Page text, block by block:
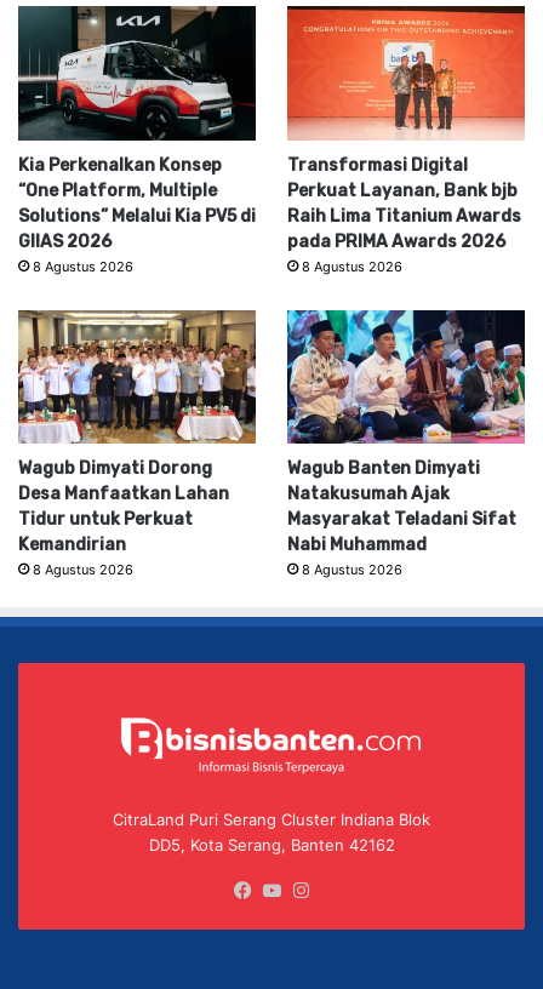
Kia Perkenalkan Konsep
“One Platform, Multiple
Solutions” Melalui Kia PV5 di
GIIAS 2026
8 Agustus 2026
Transformasi Digital
Perkuat Layanan, Bank bjb
Raih Lima Titanium Awards
pada PRIMA Awards 2026
8 Agustus 2026
Wagub Dimyati Dorong
Desa Manfaatkan Lahan
Tidur untuk Perkuat
Kemandirian
8 Agustus 2026
Wagub Banten Dimyati
Natakusumah Ajak
Masyarakat Teladani Sifat
Nabi Muhammad
8 Agustus 2026
CitraLand Puri Serang Cluster Indiana Blok
DD5, Kota Serang, Banten 42162
Facebook
YouTube